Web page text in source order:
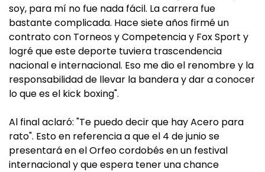
soy, para mí no fue nada fácil. La carrera fue
bastante complicada. Hace siete años firmé un
contrato con Torneos y Competencia y Fox Sport y
logré que este deporte tuviera trascendencia
nacional e internacional. Eso me dio el renombre y la
responsabilidad de llevar la bandera y dar a conocer
lo que es el kick boxing".
Al final aclaró: "Te puedo decir que hay Acero para
rato". Esto en referencia a que el 4 de junio se
presentará en el Orfeo cordobés en un festival
internacional y que espera tener una chance